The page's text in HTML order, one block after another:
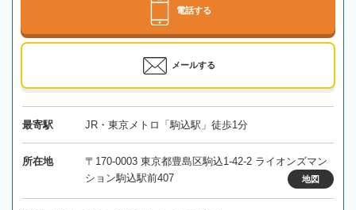
電話する
メールする
最寄駅 JR・東京メトロ「駒込駅」徒歩1分
所在地
〒170-0003 東京都豊島区駒込1-42-2 ライオンズマン
ション駒込駅前407
地図